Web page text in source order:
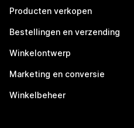
Producten verkopen
Bestellingen en verzending
Winkelontwerp
Marketing en conversie
Winkelbeheer